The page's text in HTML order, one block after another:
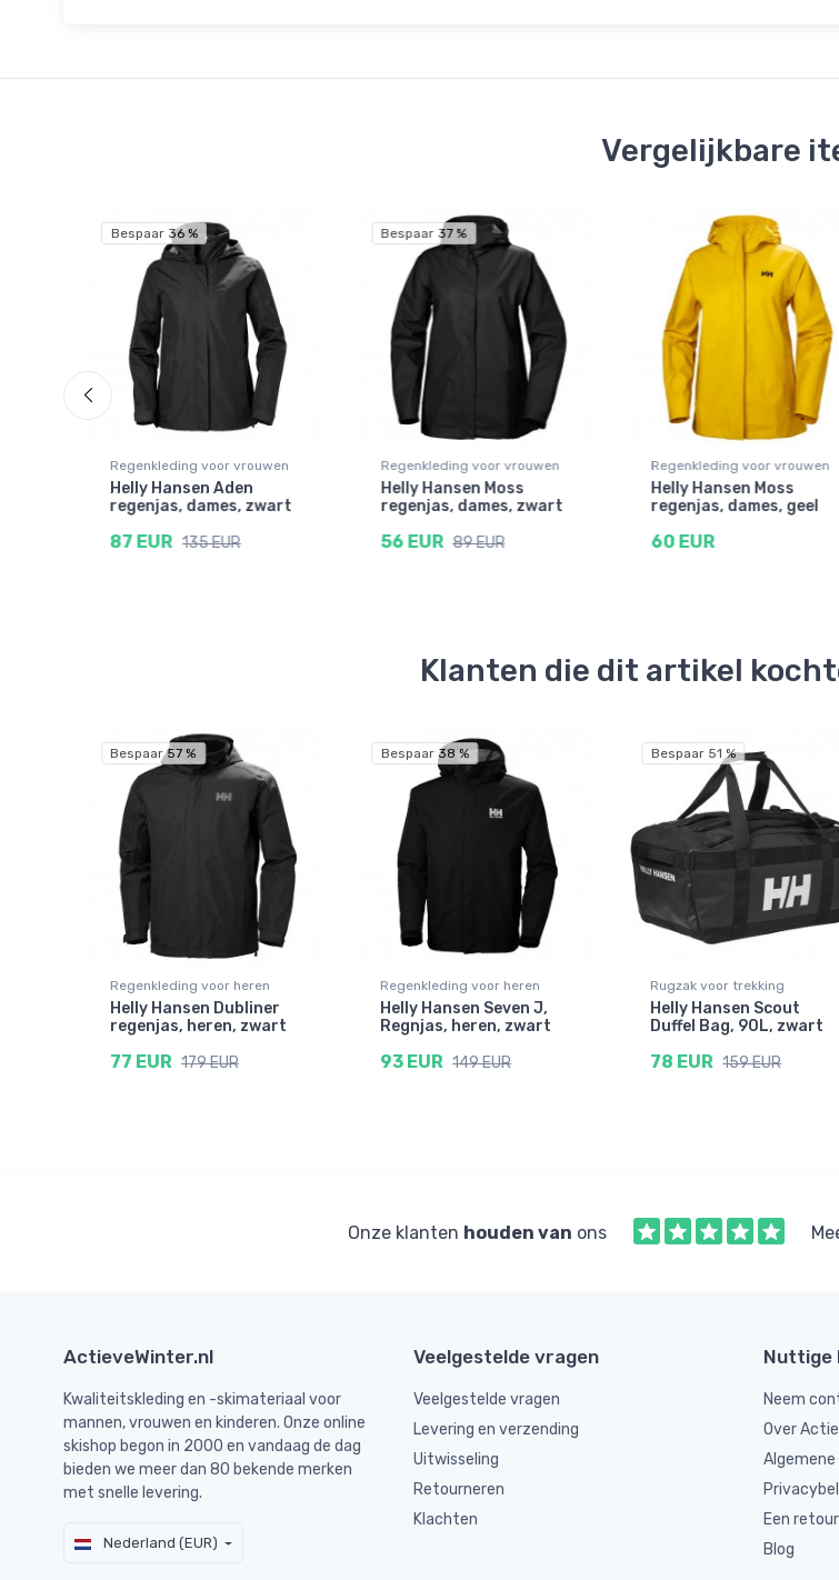
Vergelijkbare
Bespaar 36 %
Regenkleding voor vrouwen
Helly Hansen Aden
regenjas, dames, zwart
87 EUR 135 EUR
Bespaar 37 %
Regenkleding voor vrouwen
Helly Hansen Moss
regenjas, dames, zwart
56 EUR 89 EUR
Regenkleding voor vrouwen
Helly Hansen Moss
regenjas, dames, geel
60 EUR
Klanten die dit artikel
Bespaar 57 %
Regenkleding voor heren
Helly Hansen Dubliner
regenjas, heren, zwart
77 EUR 179 EUR
Bespaar 38 %
Regenkleding voor heren
Helly Hansen Seven J,
Regnjas, heren, zwart
93 EUR 149 EUR
Bespaar 51 %
Rugzak voor trekking
Helly Hansen Scout
Duffel Bag, 90L, zwart
78 EUR 159 EUR
Onze klanten houden van ons
ActieveWinter.nl
Kwaliteitskleding en -skimateriaal voor
mannen, vrouwen en kinderen. Onze online
skishop begon in 2000 en vandaag de dag
bieden we meer dan 80 bekende merken
met snelle levering.
Nederland (EUR)
Veelgestelde vragen
Veelgestelde vragen
Levering en verzending
Uitwisseling
Retourneren
Klachten
Nuttige
Neem
Over
Een
Blog